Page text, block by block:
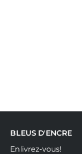
BLEUS D'ENCRE
Enlivrez-vous!